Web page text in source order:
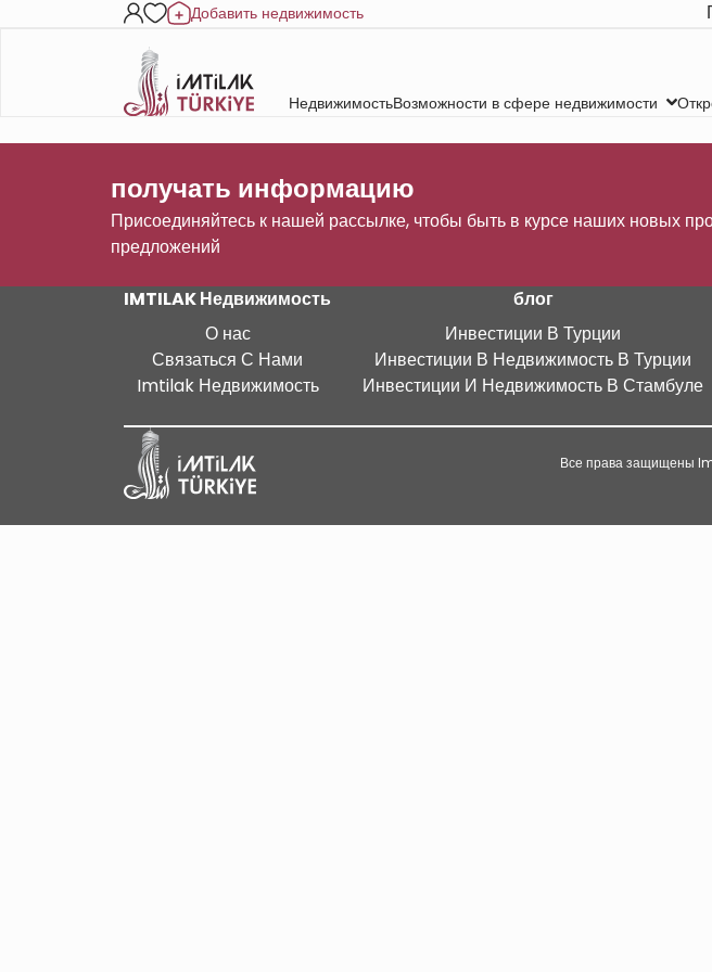
Добавить недвижимость
НедвижимостьВозможности в сфере недвижимости
получать информацию
Присоединяйтесь к нашей рассылке, чтобы быть в курсе наших новых
предложений
IMTILAK Недвижимость
О нас
Связаться С Нами
Imtilak Недвижимость
блог
Инвестиции В Турции
Инвестиции В Недвижимость В Турции
Инвестиции И Недвижимость В Стамбуле
Все права защищены